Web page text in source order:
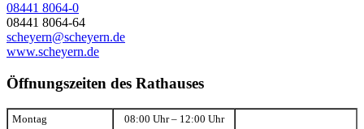
08441 8064-0
08441 8064-64
scheyern@scheyern.de
www.scheyern.de
Öffnungszeiten des Rathauses
Montag 08:00 Uhr – 12:00 Uhr